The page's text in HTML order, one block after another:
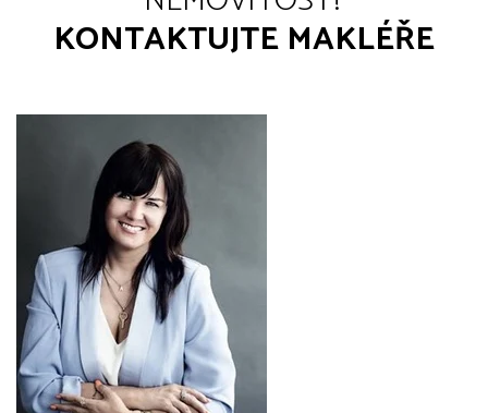
KONTAKTUJTE MAKLÉŘE